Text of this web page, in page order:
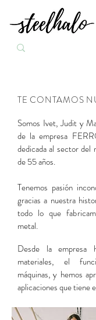
TE CONTAMOS
Somos Ivet, Judit y
de la empresa
dedicada al sector del
de 55 años.
Tenemos pasión
gracias a nuestra
todo lo que
metal.
Desde la empresa
materiales, el
máquinas, y hemos
aplicaciones que tiene